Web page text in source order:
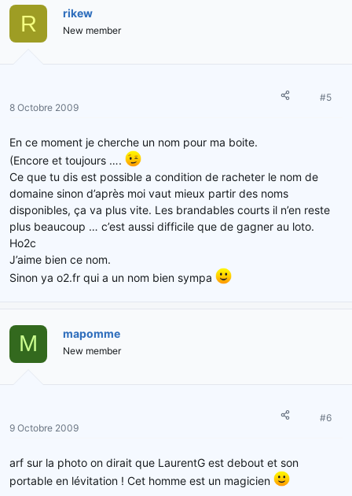
R rikew
New member
8 Octobre 2009
#5
En ce moment je cherche un nom pour ma boite.
(Encore et toujours ….
Ce que tu dis est possible a condition de racheter le nom de
domaine sinon d’après moi vaut mieux partir des noms
disponibles, ça va plus vite. Les brandables courts il n’en reste
plus beaucoup … c’est aussi difficile que de gagner au loto.
Ho2c
J’aime bien ce nom.
Sinon ya o2.fr qui a un nom bien sympa
M mapomme
New member
9 Octobre 2009
#6
arf sur la photo on dirait que LaurentG est debout et son
portable en lévitation ! Cet homme est un magicien